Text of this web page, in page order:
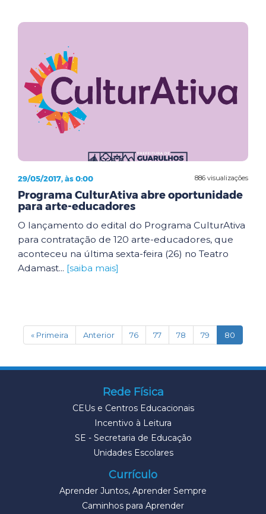
886 visualizações
29/05/2017, às 0:00
Programa CulturAtiva abre oportunidade
para arte-educadores
O lançamento do edital do Programa CulturAtiva
para contratação de 120 arte-educadores, que
aconteceu na última sexta-feira (26) no Teatro
Adamast... [saiba mais]
« Primeira Anterior 76 77 78 79 80
Rede Física
CEUs e Centros Educacionais
Incentivo à Leitura
SE - Secretaria de Educação
Unidades Escolares
Currículo
Aprender Juntos, Aprender Sempre
Caminhos para Aprender